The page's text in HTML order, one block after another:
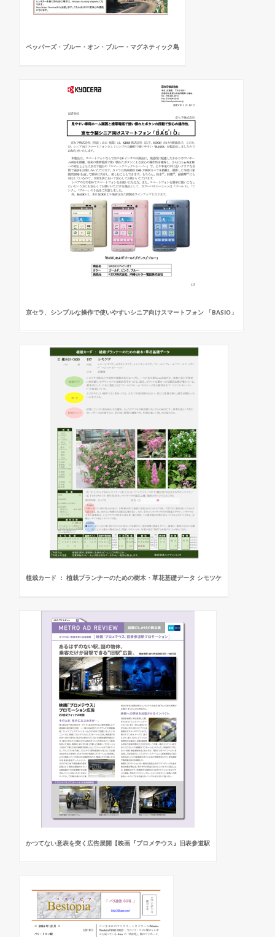
ペッパーズ・ブルー・オン・ブルー・マグネティック島
京セラ、シンプルな操作で使いやすいシニア向けスマートフォン 「BASIO」
植栽カード ： 植栽プランナーのための樹木・草花基礎データ シモツケ
かつてない意表を突く広告展開【映画『プロメテウス』旧表参道駅